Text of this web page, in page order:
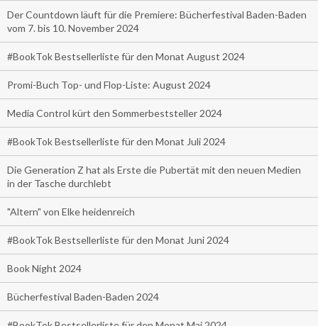
Der Countdown läuft für die Premiere: Bücherfestival Baden-Baden
vom 7. bis 10. November 2024
#BookTok Bestsellerliste für den Monat August 2024
Promi-Buch Top- und Flop-Liste: August 2024
Media Control kürt den Sommerbeststeller 2024
#BookTok Bestsellerliste für den Monat Juli 2024
Die Generation Z hat als Erste die Pubertät mit den neuen Medien
in der Tasche durchlebt
"Altern" von Elke heidenreich
#BookTok Bestsellerliste für den Monat Juni 2024
Book Night 2024
Bücherfestival Baden-Baden 2024